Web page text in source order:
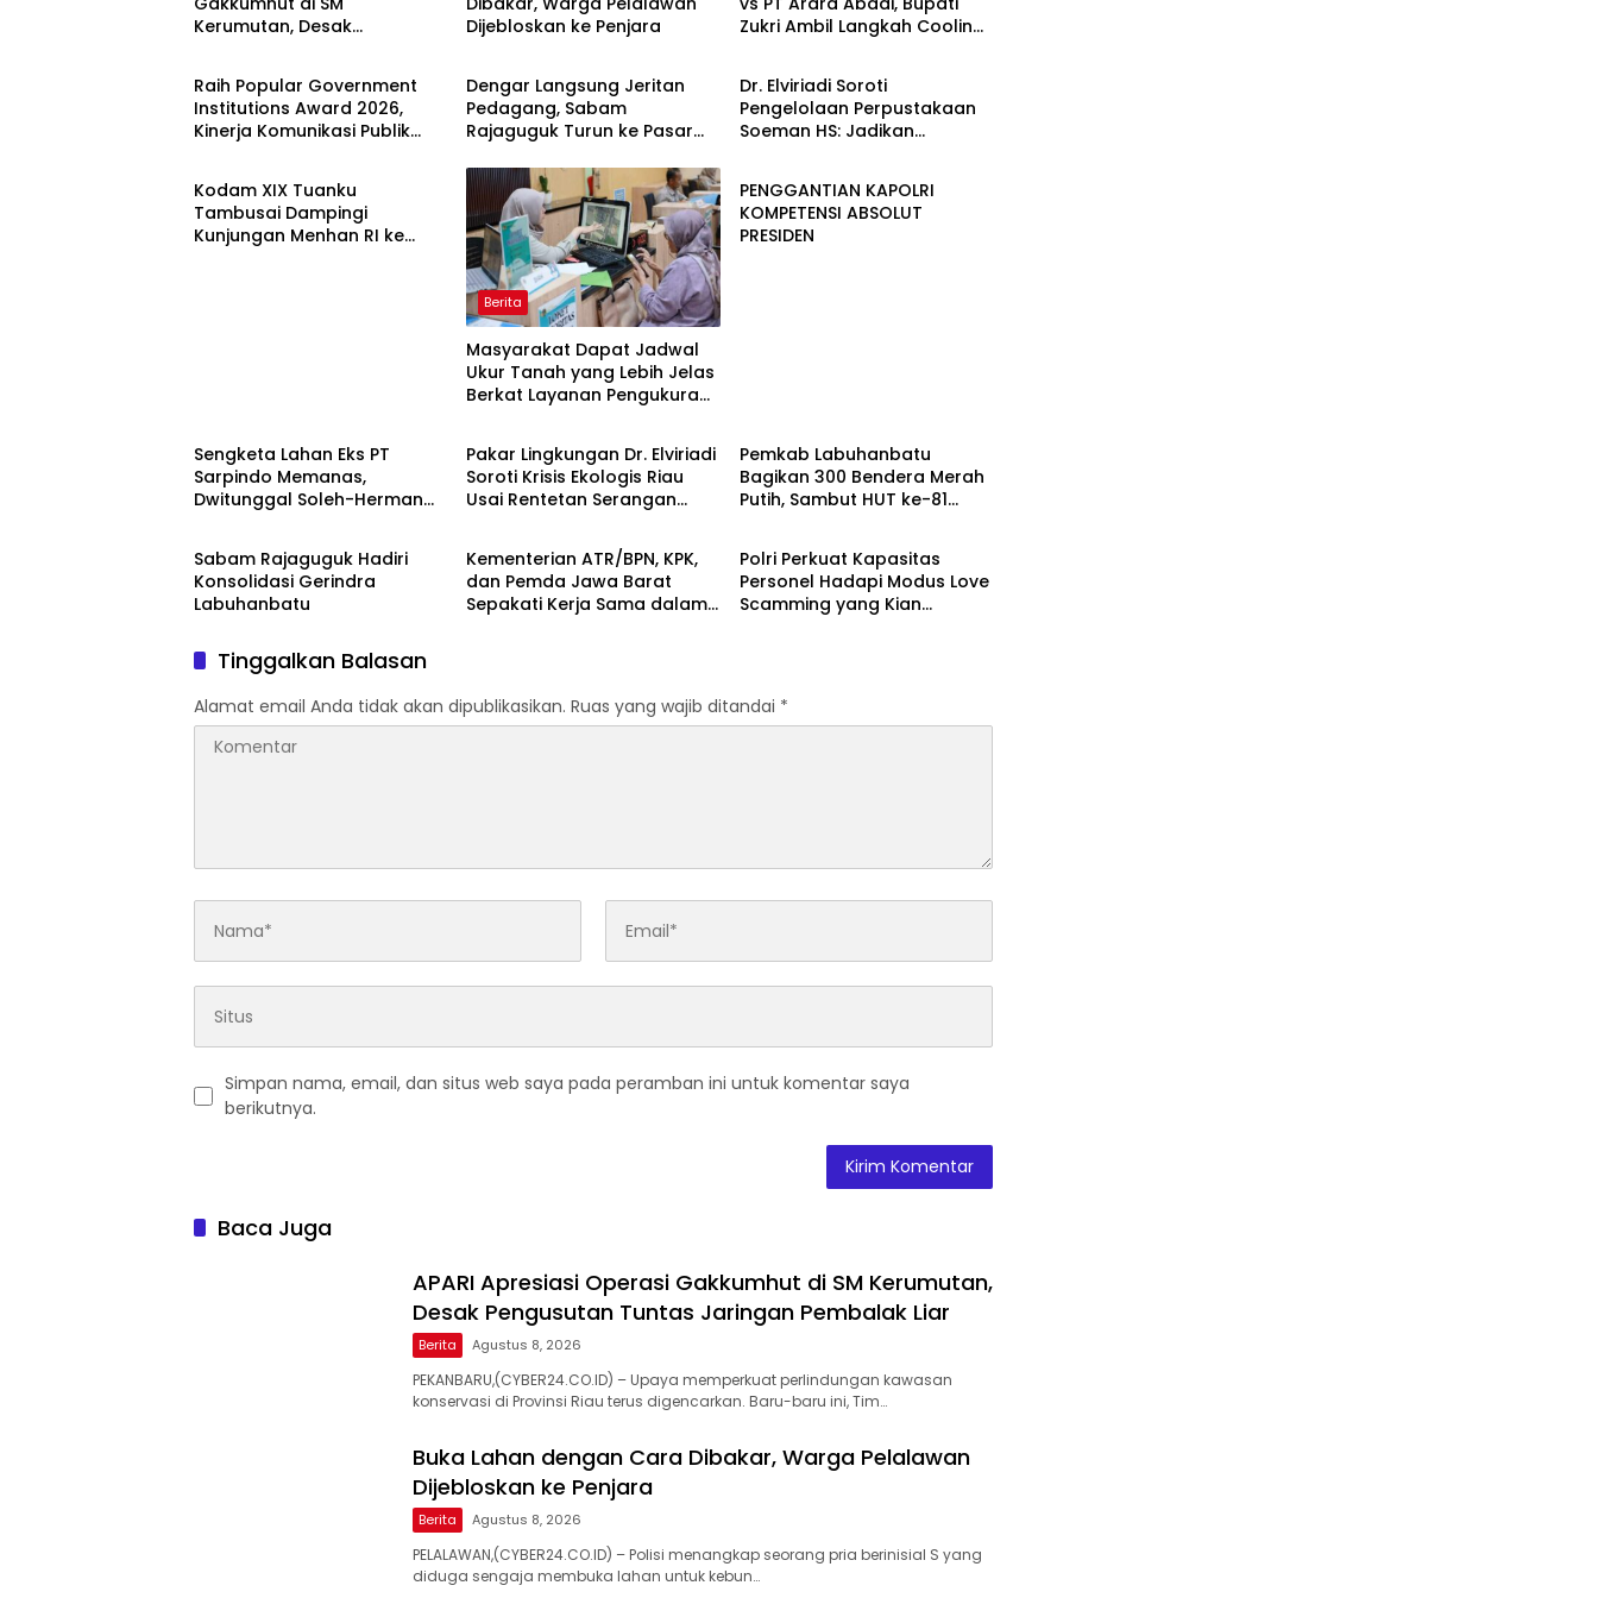
Kerumutan, Desak
Dijebloskan ke Penjara
Zukri Ambil Langkah Cooling
Berita
Raih Popular Government
Institutions Award 2026,
Kinerja Komunikasi Publik
Berita
Dengar Langsung Jeritan
Pedagang, Sabam
Rajaguguk Turun ke Pasar
Berita
Dr. Elviriadi Soroti
Pengelolaan Perpustakaan
Soeman HS: Jadikan
Intelektual
Berita
Kodam XIX Tuanku
Tambusai Dampingi
Kunjungan Menhan RI ke
Berita
Masyarakat Dapat Jadwal
Ukur Tanah yang Lebih Jelas
Berkat Layanan Pengukuran
Berita
PENGGANTIAN KAPOLRI
KOMPETENSI ABSOLUT
PRESIDEN
Sengketa Lahan Eks PT
Sarpindo Memanas,
Dwitunggal Soleh-Herman
Berita
Pakar Lingkungan Dr. Elviriadi
Soroti Krisis Ekologis Riau
Usai Rentetan Serangan
Beruang Terhadap Warga
Pemkab Labuhanbatu
Bagikan 300 Bendera Merah
Putih, Sambut HUT ke-81
Berita
Sabam Rajaguguk Hadiri
Konsolidasi Gerindra
Labuhanbatu
Berita
Kementerian ATR/BPN, KPK,
dan Pemda Jawa Barat
Sepakati Kerja Sama dalam
Berita
Polri Perkuat Kapasitas
Personel Hadapi Modus Love
Scamming yang Kian
Tinggalkan Balasan
Alamat email Anda tidak akan dipublikasikan. Ruas yang wajib ditandai *
Simpan nama, email, dan situs web saya pada peramban ini untuk komentar saya
berikutnya.
Baca Juga
APARI Apresiasi Operasi Gakkumhut di SM Kerumutan,
Desak Pengusutan Tuntas Jaringan Pembalak Liar
Berita Agustus 8, 2026
PEKANBARU,(CYBER24.CO.ID) – Upaya memperkuat perlindungan kawasan
konservasi di Provinsi Riau terus digencarkan. Baru-baru ini, Tim…
Buka Lahan dengan Cara Dibakar, Warga Pelalawan
Dijebloskan ke Penjara
Berita Agustus 8, 2026
PELALAWAN,(CYBER24.CO.ID) – Polisi menangkap seorang pria berinisial S yang
diduga sengaja membuka lahan untuk kebun…